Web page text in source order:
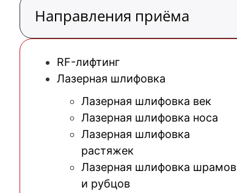
Направления приёма
RF-лифтинг
Лазерная шлифовка
Лазерная шлифовка век
Лазерная шлифовка носа
Лазерная шлифовка
растяжек
Лазерная шлифовка шрамов
и рубцов